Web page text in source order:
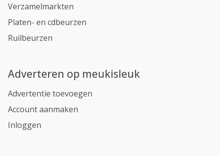
Verzamelmarkten
Platen- en cdbeurzen
Ruilbeurzen
Adverteren op meukisleuk
Advertentie toevoegen
Account aanmaken
Inloggen